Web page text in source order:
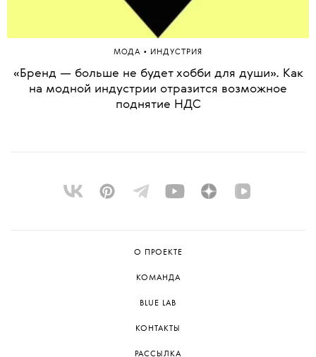
МОДА • ИНДУСТРИЯ
«Бренд — больше не будет хобби для души». Как
на модной индустрии отразится возможное
поднятие НДС
О ПРОЕКТЕ
КОМАНДА
BLUE LAB
КОНТАКТЫ
РАССЫЛКА